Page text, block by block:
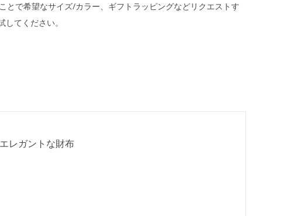
とで希望なサイズ/カラー、ギフトラッピングなどリクエストす
てください。
レガントな財布